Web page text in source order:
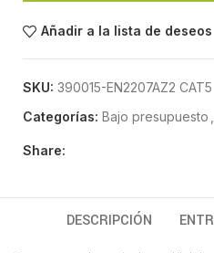
Añadir a la lista de deseos
SKU: 390015-EN2207AZ2 CAT5
Categorías: Bajo presupuesto
Share:
DESCRIPCIÓN